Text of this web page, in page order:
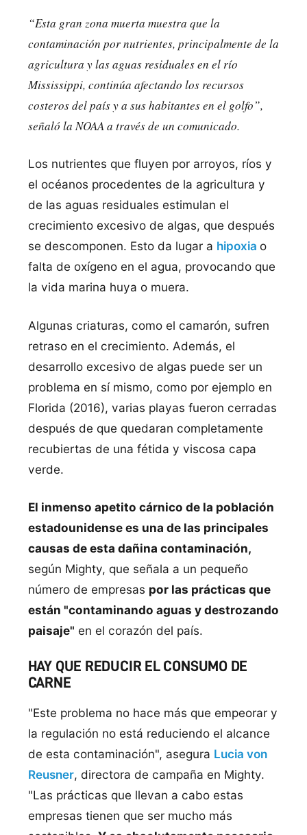
“Esta gran zona muerta muestra que la
contaminación por nutrientes, principalmente de la
agricultura y las aguas residuales en el río
Mississippi, continúa afectando los recursos
costeros del país y a sus habitantes en el golfo”,
señaló la NOAA a través de un comunicado.
Los nutrientes que fluyen por arroyos, ríos y
el océanos procedentes de la agricultura y
de las aguas residuales estimulan el
crecimiento excesivo de algas, que después
se descomponen. Esto da lugar a hipoxia o
falta de oxígeno en el agua, provocando que
la vida marina huya o muera.
Algunas criaturas, como el camarón, sufren
retraso en el crecimiento. Además, el
desarrollo excesivo de algas puede ser un
problema en sí mismo, como por ejemplo en
Florida (2016), varias playas fueron cerradas
después de que quedaran completamente
recubiertas de una fétida y viscosa capa
verde.
El inmenso apetito cárnico de la población
estadounidense es una de las principales
causas de esta dañina contaminación,
según Mighty, que señala a un pequeño
número de empresas por las prácticas que
están "contaminando aguas y destrozando
paisaje" en el corazón del país.
HAY QUE REDUCIR EL CONSUMO DE
CARNE
"Este problema no hace más que empeorar y
la regulación no está reduciendo el alcance
de esta contaminación", asegura Lucia von
Reusner, directora de campaña en Mighty.
"Las prácticas que llevan a cabo estas
empresas tienen que ser mucho más